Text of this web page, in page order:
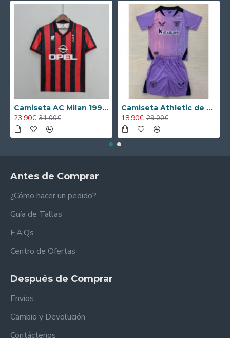
Camiseta AC Milan 1995/1996 Local Retro
23.90€ 31.00€
Camiseta Athletic de Bilbao 2024/2025 Alternativo Niño Kit
18.90€ 29.00€
Antes de Comprar
¿Cómo hacer un pedido?
Guía de Tallas
F.A.Qs
Centro de Ofertas
Después de Comprar
Envíos
Cambio y Devolución
Contáctenos